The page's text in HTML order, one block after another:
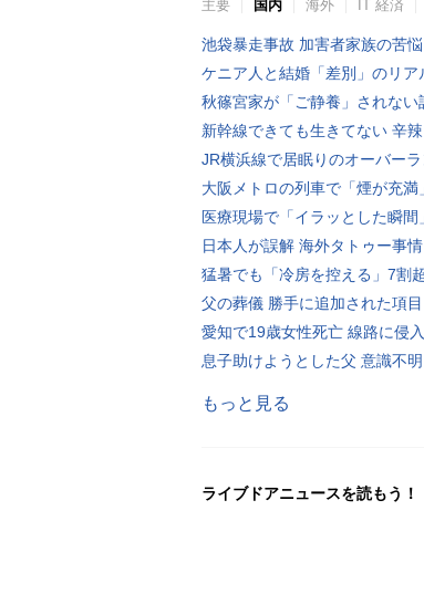
主要 国内 海外 IT 経済
池袋暴走事故 加害者家族の苦悩
ケニア人と結婚「差別」のリア
秋篠宮家が「ご静養」されない
新幹線できても生きてない 辛辣
JR横浜線で居眠りのオーバーラ
大阪メトロの列車で「煙が充満」
医療現場で「イラッとした瞬間」
日本人が誤解 海外タトゥー事情
猛暑でも「冷房を控える」7割超
父の葬儀 勝手に追加された項目
愛知で19歳女性死亡 線路に侵
息子助けようとした父 意識不明
もっと見る
ライブドアニュースを読もう！